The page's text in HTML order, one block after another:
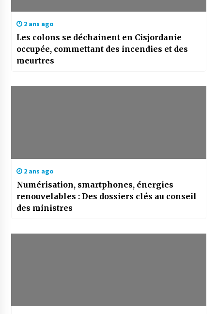
2 ans ago
Les colons se déchainent en Cisjordanie
occupée, commettant des incendies et des
meurtres
2 ans ago
Numérisation, smartphones, énergies
renouvelables : Des dossiers clés au conseil
des ministres